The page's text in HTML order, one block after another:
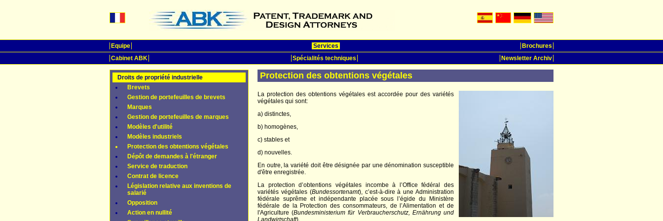
Equipe Services
Brochures
Cabinet ABK
Spécialités techniques Newsletter Archiv
Droits de propriété industrielle
Brevets
Gestion de portefeuilles de brevets
Marques
Gestion de portefeuilles de marques
Modèles d'utilité
Modèles industriels
Protection des obtentions végétales
Dépôt de demandes à l'étranger
Service de traduction
Contrat de licence
Législation relative aux inventions de
salarié
Opposition
Action en nullité
Protection des obtentions végétales
La protection des obtentions végétales est accordée pour des variétés
végétales qui sont:
a) distinctes,
b) homogènes,
c) stables et
d) nouvelles.
En outre, la variété doit être désignée par une dénomination susceptible
d'être enregistrée.
La protection d’obtentions végétales incombe à l’Office fédéral des
variétés végétales (Bundessortenamt), c’est-à-dire à une Administration
fédérale suprême et indépendante placée sous l’égide du Ministère
fédérale de la Protection des consommateurs, de l’Alimentation et de
l'Agriculture (Bundesministerium für Verbraucherschutz, Ernährung und
Landwirtschaft).